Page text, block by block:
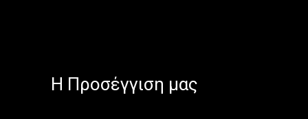
H Προσέγγιση μας